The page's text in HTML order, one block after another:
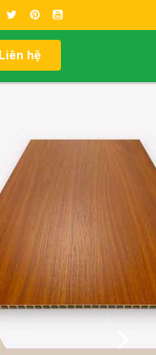
Liên hệ